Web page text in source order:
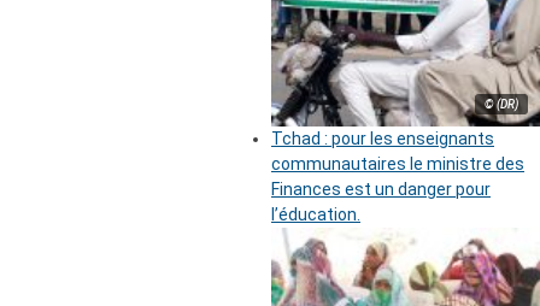
© (DR)
Tchad : pour les enseignants
communautaires le ministre des
Finances est un danger pour
l’éducation.